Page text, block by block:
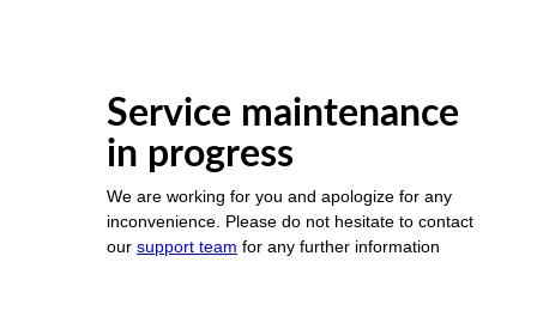
Service maintenance
in progress
We are working for you and apologize for any
inconvenience. Please do not hesitate to contact
our support team for any further information